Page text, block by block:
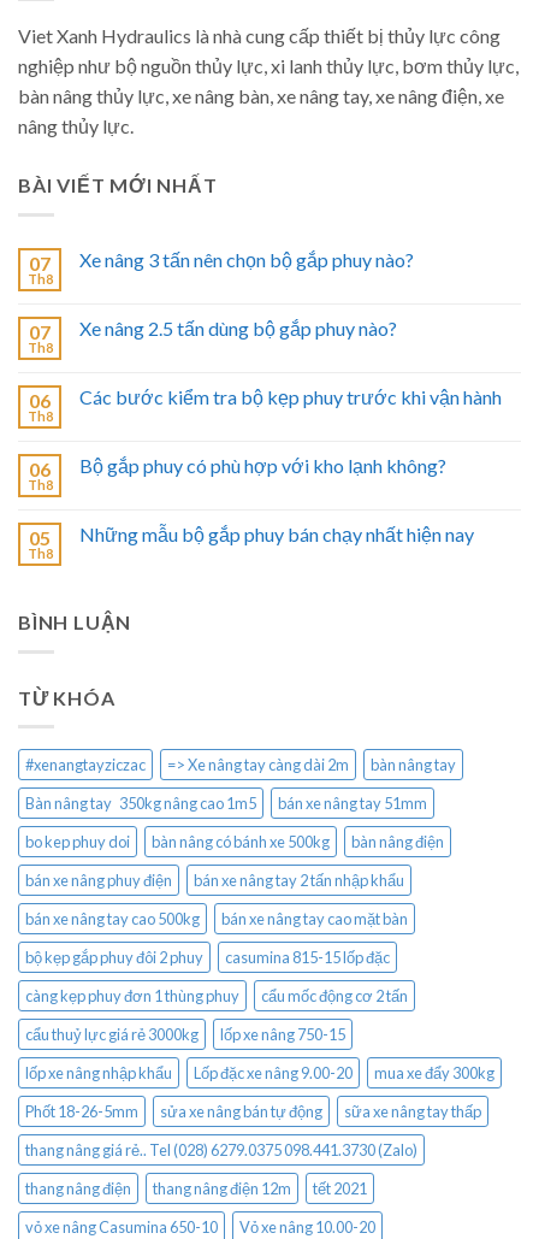
Viet Xanh Hydraulics là nhà cung cấp thiết bị thủy lực công
nghiệp như bộ nguồn thủy lực, xi lanh thủy lực, bơm thủy lực,
bàn nâng thủy lực, xe nâng bàn, xe nâng tay, xe nâng điện, xe
nâng thủy lực.
BÀI VIẾT MỚI NHẤT
07
Th8
Xe nâng 3 tấn nên chọn bộ gắp phuy nào?
07
Th8
Xe nâng 2.5 tấn dùng bộ gắp phuy nào?
06
Th8
Các bước kiểm tra bộ kẹp phuy trước khi vận hành
06
Th8
Bộ gắp phuy có phù hợp với kho lạnh không?
05
Th8
Những mẫu bộ gắp phuy bán chạy nhất hiện nay
BÌNH LUẬN
TỪ KHÓA
#xenangtayziczac => Xe nâng tay càng dài 2m
bàn nâng tay
Bàn nâng tay 350kg nâng cao 1m5
bán xe nâng tay 51mm
bo kep phuy doi
bàn nâng có bánh xe 500kg
bàn nâng điện
bán xe nâng phuy điện
bán xe nâng tay 2 tấn nhập khẩu
bán xe nâng tay cao 500kg
bán xe nâng tay cao mặt bàn
bộ kẹp gắp phuy đôi 2 phuy
casumina 815-15 lốp đặc
càng kẹp phuy đơn 1 thùng phuy
cẩu mốc động cơ 2 tấn
cẩu thuỷ lực giá rẻ 3000kg
lốp xe nâng 750-15
lốp xe nâng nhập khẩu
Lốp đặc xe nâng 9.00-20
mua xe đẩy 300kg
Phốt 18-26-5mm
sửa xe nâng bán tự động
sữa xe nâng tay thấp
thang nâng giá rẻ.. Tel (028) 6279.0375 098.441.3730 (Zalo)
thang nâng điện
thang nâng điện 12m
tết 2021
vỏ xe nâng Casumina 650-10
Vỏ xe nâng 10.00-20